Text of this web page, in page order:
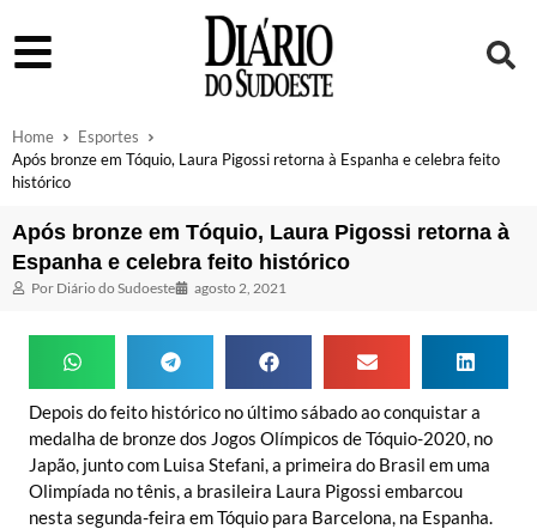
Home
Esportes
Após bronze em Tóquio, Laura Pigossi retorna à Espanha e celebra feito
histórico
Após bronze em Tóquio, Laura Pigossi retorna à
Espanha e celebra feito histórico
Por Diário do Sudoeste agosto 2, 2021
Depois do feito histórico no último sábado ao conquistar a
medalha de bronze dos Jogos Olímpicos de Tóquio-2020, no
Japão, junto com Luisa Stefani, a primeira do Brasil em uma
Olimpíada no tênis, a brasileira Laura Pigossi embarcou
nesta segunda-feira em Tóquio para Barcelona, na Espanha.